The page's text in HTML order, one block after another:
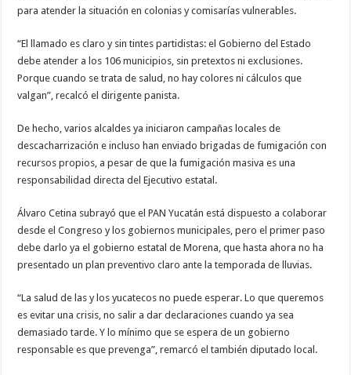
para atender la situación en colonias y comisarías vulnerables.
“El llamado es claro y sin tintes partidistas: el Gobierno del Estado
debe atender a los 106 municipios, sin pretextos ni exclusiones.
Porque cuando se trata de salud, no hay colores ni cálculos que
valgan”, recalcó el dirigente panista.
De hecho, varios alcaldes ya iniciaron campañas locales de
descacharrización e incluso han enviado brigadas de fumigación con
recursos propios, a pesar de que la fumigación masiva es una
responsabilidad directa del Ejecutivo estatal.
Álvaro Cetina subrayó que el PAN Yucatán está dispuesto a colaborar
desde el Congreso y los gobiernos municipales, pero el primer paso
debe darlo ya el gobierno estatal de Morena, que hasta ahora no ha
presentado un plan preventivo claro ante la temporada de lluvias.
“La salud de las y los yucatecos no puede esperar. Lo que queremos
es evitar una crisis, no salir a dar declaraciones cuando ya sea
demasiado tarde. Y lo mínimo que se espera de un gobierno
responsable es que prevenga”, remarcó el también diputado local.